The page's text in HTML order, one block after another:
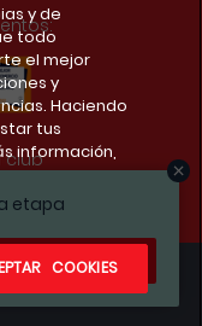
etapa
club
y de
todo
el mejor
y
Haciendo
tus
información,
COOKIES